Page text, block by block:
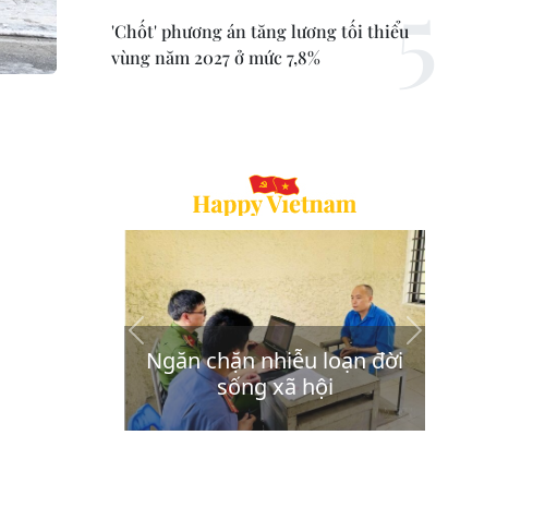
'Chốt' phương án tăng lương tối thiểu
vùng năm 2027 ở mức 7,8%